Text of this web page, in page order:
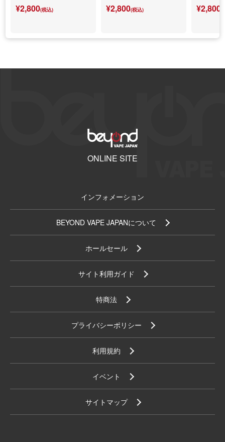
¥2,800(税込) ¥2,800(税込) ¥2,800
ONLINE SITE
インフォメーション
BEYOND VAPE JAPANについて
ホールセール
サイト利用ガイド
特商法
プライバシーポリシー
利用規約
イベント
サイトマップ